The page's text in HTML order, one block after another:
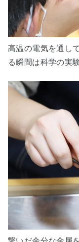
高温の電気を通し
る瞬間は科学の実